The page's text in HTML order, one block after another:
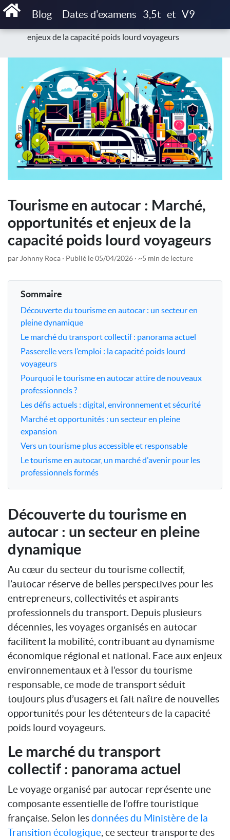
Blog Dates d'examens 3,5t et V9
Accueil Blog
Marché & opportunités
enjeux de la capacité poids lourd voyageurs
Tourisme en autocar : Marché,
opportunités et enjeux de la
capacité poids lourd voyageurs
par Johnny Roca Publié le 05/04/2026 ~5 min de lecture
Sommaire
Découverte du tourisme en autocar : un secteur en
pleine dynamique
Le marché du transport collectif : panorama actuel
Passerelle vers l’emploi : la capacité poids lourd
voyageurs
Pourquoi le tourisme en autocar attire de nouveaux
professionnels ?
Les défis actuels : digital, environnement et sécurité
Marché et opportunités : un secteur en pleine
expansion
Vers un tourisme plus accessible et responsable
Le tourisme en autocar, un marché d'avenir pour les
professionnels formés
Découverte du tourisme en
autocar : un secteur en pleine
dynamique
Au cœur du secteur du tourisme collectif,
l’autocar réserve de belles perspectives pour les
entrepreneurs, collectivités et aspirants
professionnels du transport. Depuis plusieurs
décennies, les voyages organisés en autocar
facilitent la mobilité, contribuant au dynamisme
économique régional et national. Face aux enjeux
environnementaux et à l’essor du tourisme
responsable, ce mode de transport séduit
toujours plus d’usagers et fait naître de nouvelles
opportunités pour les détenteurs de la capacité
poids lourd voyageurs.
Le marché du transport
collectif : panorama actuel
Le voyage organisé par autocar représente une
composante essentielle de l’offre touristique
française. Selon lesdonnées du Ministère de la
Transition écologique, ce secteur transporte des